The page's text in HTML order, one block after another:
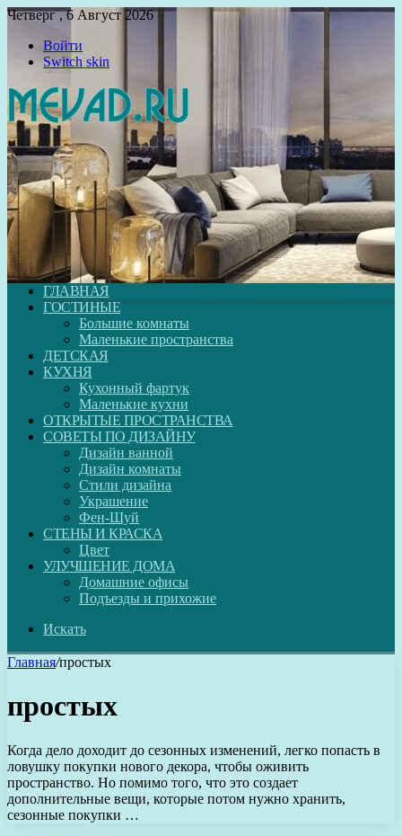
Четверг , 6 Август 2026
Войти
Switch skin
ГЛАВНАЯ
ГОСТИНЫЕ
Большие комнаты
Маленькие пространства
ДЕТСКАЯ
КУХНЯ
Кухонный фартук
Маленькие кухни
ОТКРЫТЫЕ ПРОСТРАНСТВА
СОВЕТЫ ПО ДИЗАЙНУ
Дизайн ванной
Дизайн комнаты
Стили дизайна
Украшение
Фен-Шуй
СТЕНЫ И КРАСКА
Цвет
УЛУЧШЕНИЕ ДОМА
Домашние офисы
Подъезды и прихожие
Искать
Главная/простых
простых
Когда дело доходит до сезонных изменений, легко попасть в
ловушку покупки нового декора, чтобы оживить
пространство. Но помимо того, что это создает
дополнительные вещи, которые потом нужно хранить,
сезонные покупки …